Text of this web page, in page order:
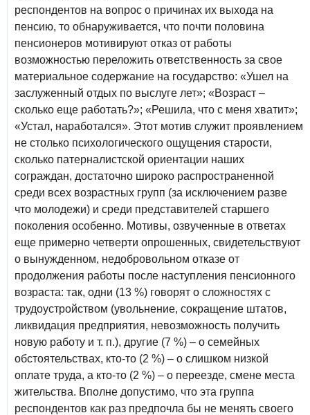
респондентов на вопрос о причинах их выхода на
пенсию, то обнаруживается, что почти половина
пенсионеров мотивируют отказ от работы
возможностью переложить ответственность за свое
материальное содержание на государство: «Ушел на
заслуженный отдых по выслуге лет»; «Возраст –
сколько еще работать?»; «Решила, что с меня хватит»;
«Устал, наработался». Этот мотив служит проявлением
не столько психологического ощущения старости,
сколько патерналистской ориентации наших
сограждан, достаточно широко распространенной
среди всех возрастных групп (за исключением разве
что молодежи) и среди представителей старшего
поколения особенно. Мотивы, озвученные в ответах
еще примерно четверти опрошенных, свидетельствуют
о вынужденном, недобровольном отказе от
продолжения работы после наступления пенсионного
возраста: так, одни (13 %) говорят о сложностях с
трудоустройством (увольнение, сокращение штатов,
ликвидация предприятия, невозможность получить
новую работу и т. п.), другие (7 %) – о семейных
обстоятельствах, кто‑то (2 %) – о слишком низкой
оплате труда, а кто‑то (2 %) – о переезде, смене места
жительства. Вполне допустимо, что эта группа
респондентов как раз предпочла бы не менять своего